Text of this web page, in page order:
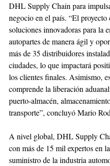
DHL Supply Chain para
negocio en el país. “El proyecto
soluciones innovadoras para la
autopartes de manera ágil y
más de 35 distribuidores
ciudades, lo que impactará
los clientes finales. Asimismo,
comprende la liberación
puerto-almacén,
transporte”, concluyó Mario
A nivel global, DHL Supply
con más de 15 mil expertos en
suministro de la industria